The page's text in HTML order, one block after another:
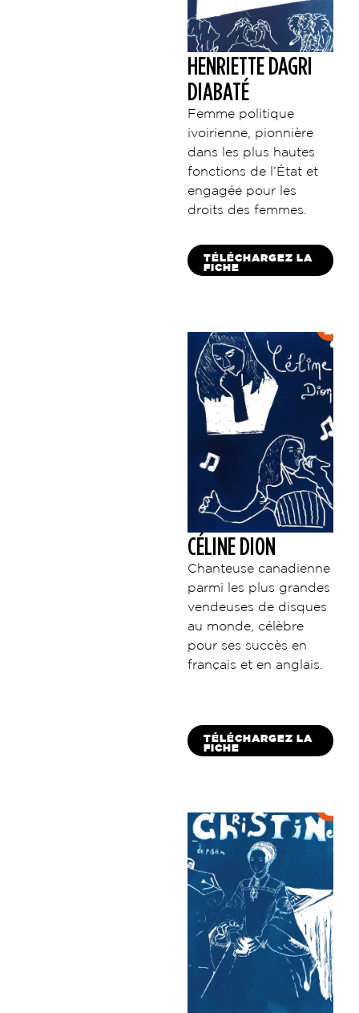
HENRIETTE DAGRI
DIABATÉ
Femme politique
ivoirienne, pionnière
dans les plus hautes
fonctions de l’État et
engagée pour les
droits des femmes.
TÉLÉCHARGEZ LA
FICHE
CÉLINE DION
Chanteuse canadienne
parmi les plus grandes
vendeuses de disques
au monde, célèbre
pour ses succès en
français et en anglais.
TÉLÉCHARGEZ LA
FICHE